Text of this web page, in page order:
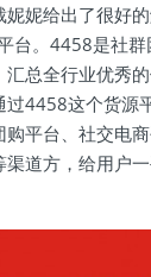
妮给出了很好
台。4458是社
汇总全行业优秀
过4458这个货源
平台、社交电商
渠道方，给用户